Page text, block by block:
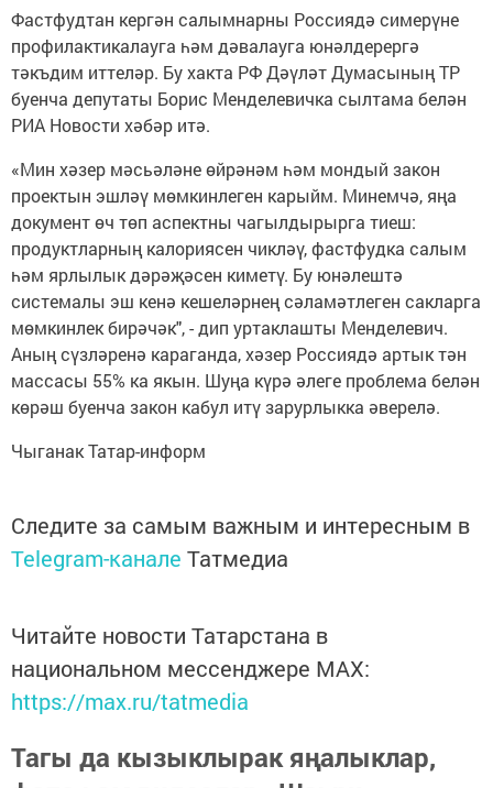
Фастфудтан кергән салымнарны Россиядә симерүне
профилактикалауга һәм дәвалауга юнәлдерергә
тәкъдим иттеләр. Бу хакта РФ Дәүләт Думасының ТР
буенча депутаты Борис Менделевичка сылтама белән
РИА Новости хәбәр итә.
«Мин хәзер мәсьәләне өйрәнәм һәм мондый закон
проектын эшләү мөмкинлеген карыйм. Минемчә, яңа
документ өч төп аспектны чагылдырырга тиеш:
продуктларның калориясен чикләү, фастфудка салым
һәм ярлылык дәрәҗәсен киметү. Бу юнәлештә
системалы эш кенә кешеләрнең сәламәтлеген сакларга
мөмкинлек бирәчәк", - дип уртаклашты Менделевич.
Аның сүзләренә караганда, хәзер Россиядә артык тән
массасы 55% ка якын. Шуңа күрә әлеге проблема белән
көрәш буенча закон кабул итү зарурлыкка әверелә.
Чыганак Татар-информ
Следите за самым важным и интересным в
Telegram-канале Татмедиа
Читайте новости Татарстана в
национальном мессенджере MАХ:
https://max.ru/tatmedia
Тагы да кызыклырак яңалыклар,